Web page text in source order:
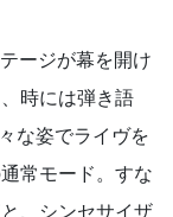
ージが幕を開け
時には弾き語
な姿でライヴを
常モード。すな
、シンセサイザ